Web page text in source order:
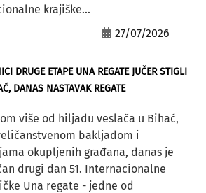
krajiške...
27/07/2026
DRUGE ETAPE UNA REGATE JUČER STIGLI
DANAS NASTAVAK REGATE
više od hiljadu veslača u Bihać,
bakljadom i
okupljenih građana, danas je
drugi dan 51. Internacionalne
Una regate - jedne od